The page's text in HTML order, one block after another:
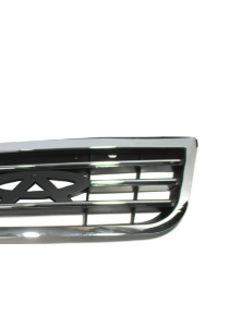
لوازم مصرفی خودرو
قالپاق، رینگ و لاستیک
اکسسوری, لوازم جانبی ,تزِیینات